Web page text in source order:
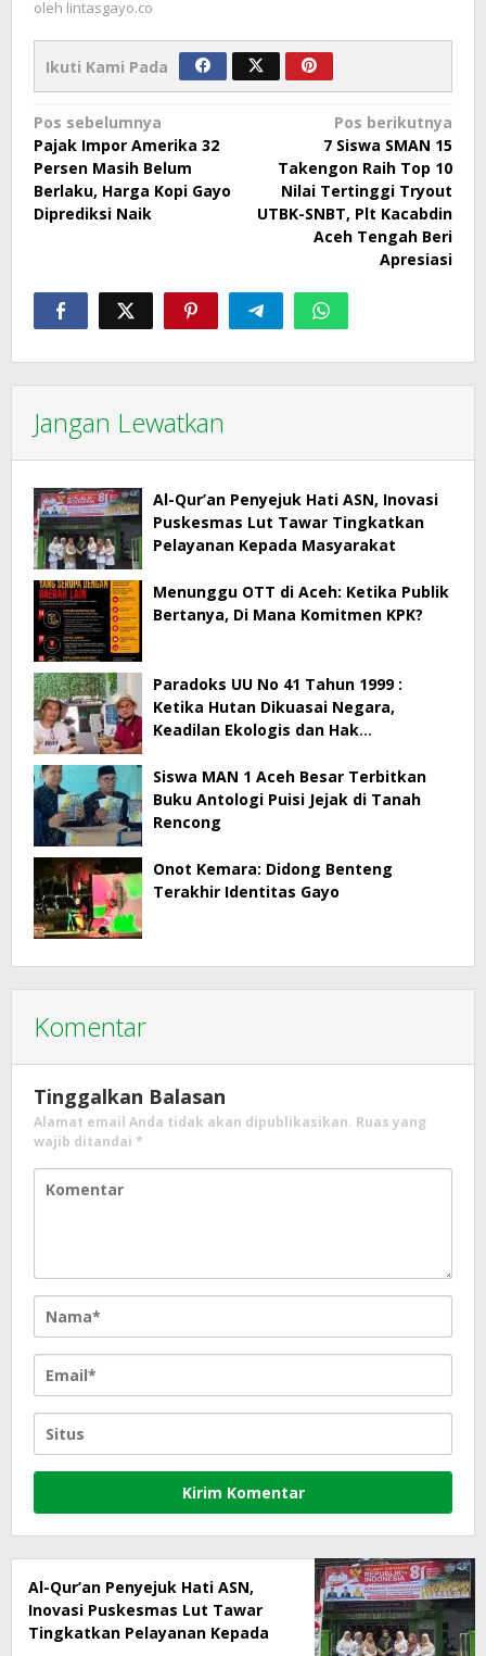
oleh lintasgayo.co
Ikuti Kami Pada
Navigasi
pos
Pos sebelumnya
Pajak Impor Amerika 32
Persen Masih Belum
Berlaku, Harga Kopi Gayo
Diprediksi Naik
Pos berikutnya
7 Siswa SMAN 15
Takengon Raih Top 10
Nilai Tertinggi Tryout
UTBK-SNBT, Plt Kacabdin
Aceh Tengah Beri
Apresiasi
Jangan Lewatkan
Al-Qur’an Penyejuk Hati ASN, Inovasi
Puskesmas Lut Tawar Tingkatkan
Pelayanan Kepada Masyarakat
Menunggu OTT di Aceh: Ketika Publik
Bertanya, Di Mana Komitmen KPK?
Paradoks UU No 41 Tahun 1999 :
Ketika Hutan Dikuasai Negara,
Keadilan Ekologis dan Hak
Siswa MAN 1 Aceh Besar Terbitkan
Buku Antologi Puisi Jejak di Tanah
Rencong
Onot Kemara: Didong Benteng
Terakhir Identitas Gayo
Komentar
Tinggalkan Balasan
Alamat email Anda tidak akan dipublikasikan. Ruas yang
wajib ditandai *
Al-Qur’an Penyejuk Hati ASN,
Inovasi Puskesmas Lut Tawar
Tingkatkan Pelayanan Kepada